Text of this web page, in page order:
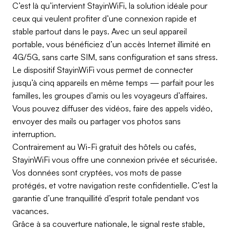
C’est là qu’intervient StayinWiFi, la solution idéale pour
ceux qui veulent profiter d’une connexion rapide et
stable partout dans le pays. Avec un seul appareil
portable, vous bénéficiez d’un accès Internet illimité en
4G/5G, sans carte SIM, sans configuration et sans stress.
Le dispositif StayinWiFi vous permet de connecter
jusqu’à cinq appareils en même temps — parfait pour les
familles, les groupes d’amis ou les voyageurs d’affaires.
Vous pouvez diffuser des vidéos, faire des appels vidéo,
envoyer des mails ou partager vos photos sans
interruption.
Contrairement au Wi-Fi gratuit des hôtels ou cafés,
StayinWiFi vous offre une connexion privée et sécurisée.
Vos données sont cryptées, vos mots de passe
protégés, et votre navigation reste confidentielle. C’est la
garantie d’une tranquillité d’esprit totale pendant vos
vacances.
Grâce à sa couverture nationale, le signal reste stable,